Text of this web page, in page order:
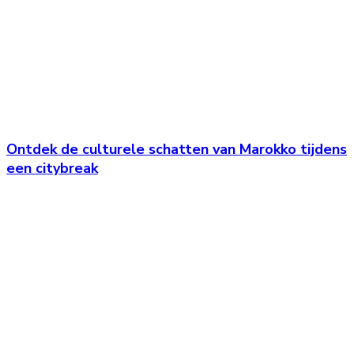
Ontdek de culturele schatten van Marokko tijdens
een citybreak